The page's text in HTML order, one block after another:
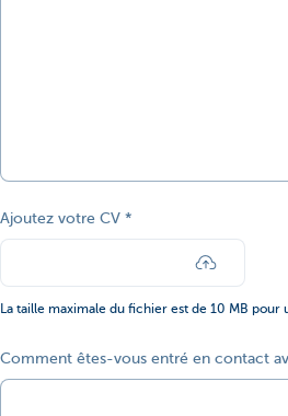
Ajoutez votre CV
La taille maximale du fichier est de 10 MB
Comment êtes-vous entré en contact